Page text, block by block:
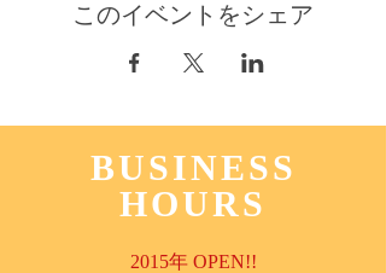
このイベントをシェア
BUSINESS
HOURS
2015年 OPEN!!